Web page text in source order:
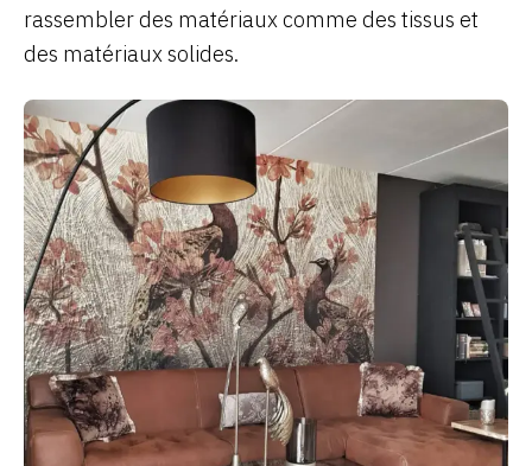
rassembler des matériaux comme des tissus et
des matériaux solides.